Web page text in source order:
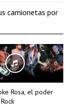
Rosa, el poder
camionetas por